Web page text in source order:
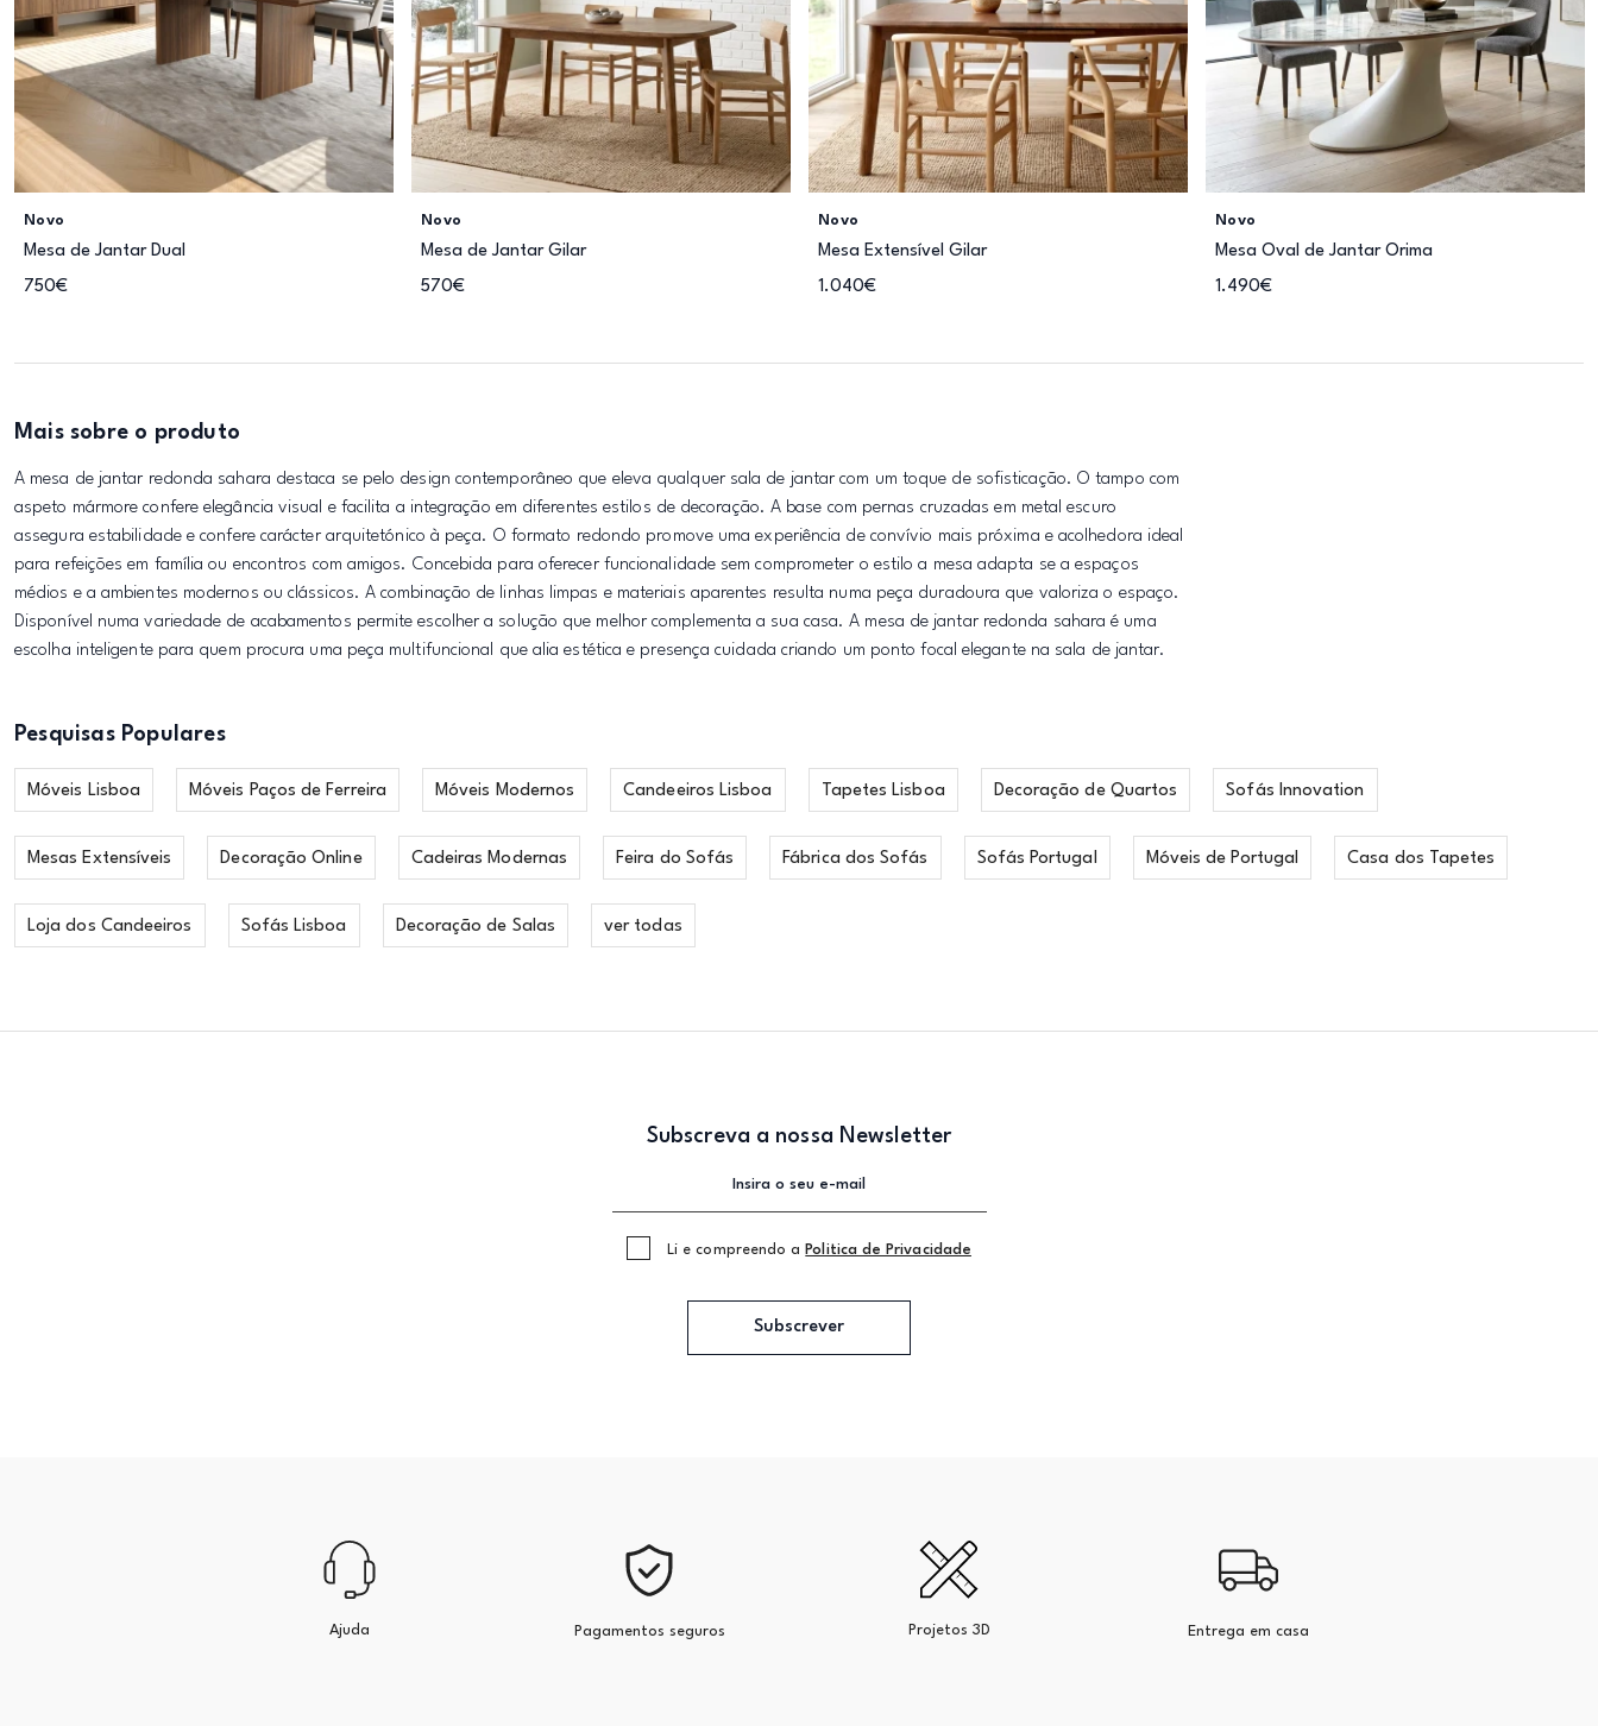
Novo
Mesa de Jantar Dual
750€
Novo
Mesa de Jantar Gilar
570€
Novo
Mesa Extensível Gilar
1.040€
Novo
Mesa Oval de Jantar Orima
1.490€
Mais sobre o produto
A mesa de jantar redonda sahara destaca se pelo design contemporâneo que eleva qualquer sala de jantar com um toque de sofisticação. O tampo com
aspeto mármore confere elegância visual e facilita a integração em diferentes estilos de decoração. A base com pernas cruzadas em metal escuro
assegura estabilidade e confere carácter arquitetónico à peça. O formato redondo promove uma experiência de convívio mais próxima e acolhedora ideal
para refeições em família ou encontros com amigos. Concebida para oferecer funcionalidade sem comprometer o estilo a mesa adapta se a espaços
médios e a ambientes modernos ou clássicos. A combinação de linhas limpas e materiais aparentes resulta numa peça duradoura que valoriza o espaço.
Disponível numa variedade de acabamentos permite escolher a solução que melhor complementa a sua casa. A mesa de jantar redonda sahara é uma
escolha inteligente para quem procura uma peça multifuncional que alia estética e presença cuidada criando um ponto focal elegante na sala de jantar.
Pesquisas Populares
Móveis Lisboa Móveis Paços de Ferreira Móveis Modernos Candeeiros Lisboa Tapetes Lisboa Decoração de Quartos Sofás Innovation
Mesas Extensíveis Decoração Online Cadeiras Modernas Feira do Sofás Fábrica dos Sofás Sofás Portugal Móveis de Portugal Casa dos Tapetes
Loja dos Candeeiros Sofás Lisboa Decoração de Salas ver todas
Subscreva a nossa Newsletter
Li e compreendo a Politica de Privacidade
Subscrever
Ajuda Pagamentos seguros Projetos 3D Entrega em casa